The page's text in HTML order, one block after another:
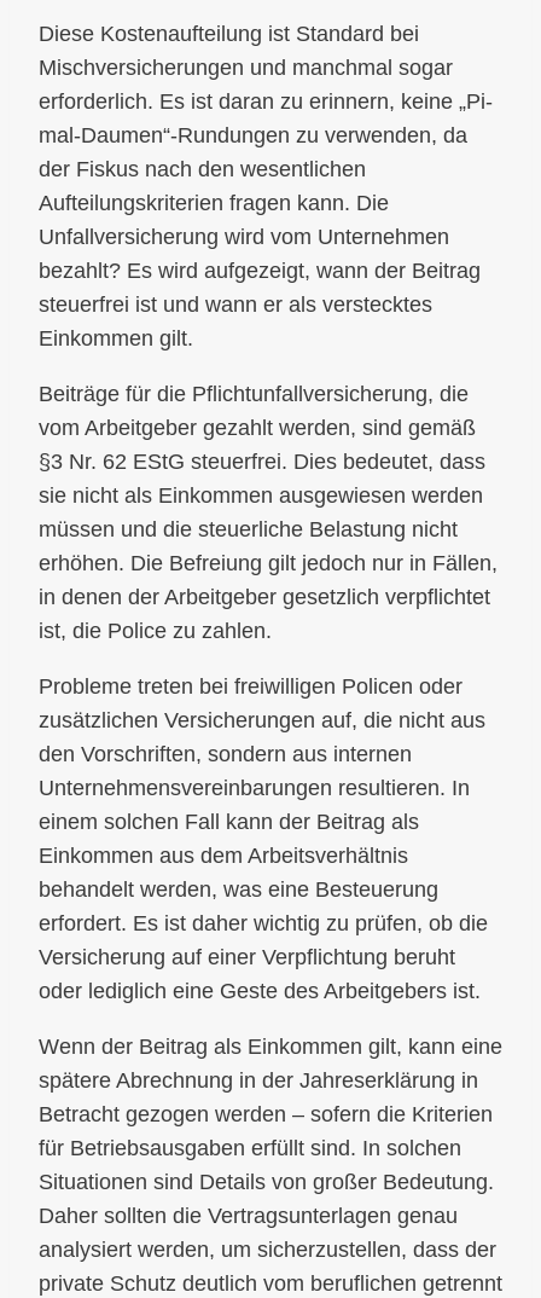
Diese Kostenaufteilung ist Standard bei
Mischversicherungen und manchmal sogar
erforderlich. Es ist daran zu erinnern, keine „Pi-
mal-Daumen“-Rundungen zu verwenden, da
der Fiskus nach den wesentlichen
Aufteilungskriterien fragen kann. Die
Unfallversicherung wird vom Unternehmen
bezahlt? Es wird aufgezeigt, wann der Beitrag
steuerfrei ist und wann er als verstecktes
Einkommen gilt.
Beiträge für die Pflichtunfallversicherung, die
vom Arbeitgeber gezahlt werden, sind gemäß
§3 Nr. 62 EStG steuerfrei. Dies bedeutet, dass
sie nicht als Einkommen ausgewiesen werden
müssen und die steuerliche Belastung nicht
erhöhen. Die Befreiung gilt jedoch nur in Fällen,
in denen der Arbeitgeber gesetzlich verpflichtet
ist, die Police zu zahlen.
Probleme treten bei freiwilligen Policen oder
zusätzlichen Versicherungen auf, die nicht aus
den Vorschriften, sondern aus internen
Unternehmensvereinbarungen resultieren. In
einem solchen Fall kann der Beitrag als
Einkommen aus dem Arbeitsverhältnis
behandelt werden, was eine Besteuerung
erfordert. Es ist daher wichtig zu prüfen, ob die
Versicherung auf einer Verpflichtung beruht
oder lediglich eine Geste des Arbeitgebers ist.
Wenn der Beitrag als Einkommen gilt, kann eine
spätere Abrechnung in der Jahreserklärung in
Betracht gezogen werden – sofern die Kriterien
für Betriebsausgaben erfüllt sind. In solchen
Situationen sind Details von großer Bedeutung.
Daher sollten die Vertragsunterlagen genau
analysiert werden, um sicherzustellen, dass der
private Schutz deutlich vom beruflichen getrennt